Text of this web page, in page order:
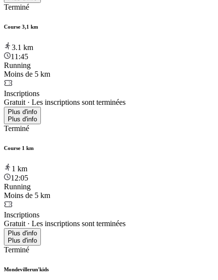
Terminé
Course 3,1 km
3.1 km
11:45
Running
Moins de 5 km
Inscriptions
Gratuit · Les inscriptions sont terminées
Plus d'info
Plus d'info
Terminé
Course 1 km
1 km
12:05
Running
Moins de 5 km
Inscriptions
Gratuit · Les inscriptions sont terminées
Plus d'info
Plus d'info
Terminé
Mondevillerun'kids